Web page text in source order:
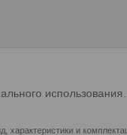
использования.
и